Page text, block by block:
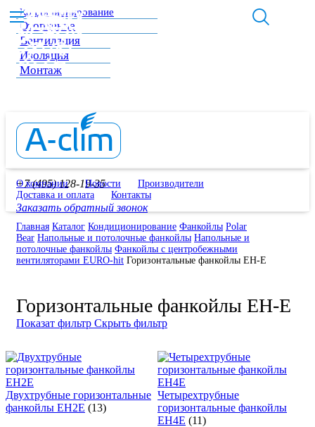
Кондиционирование
Отопление
Вентиляция
Изоляция
Монтаж
+7 (495) 128-19-35
Заказать обратный звонок
О компании Новости
Производители
Доставка и оплата
Контакты
Главная Каталог Кондиционирование Фанкойлы Polar
Bear Напольные и потолочные фанкойлы Напольные и
потолочные фанкойлы Фанкойлы с центробежными
вентиляторами EURO-hit Горизонтальные фанкойлы EH-E
Горизонтальные фанкойлы EH-E
Показат фильтр Скрыть фильтр
Двухтрубные горизонтальные
фанкойлы EH2E (13)
Четырехтрубные
горизонтальные фанкойлы
EH4E (11)